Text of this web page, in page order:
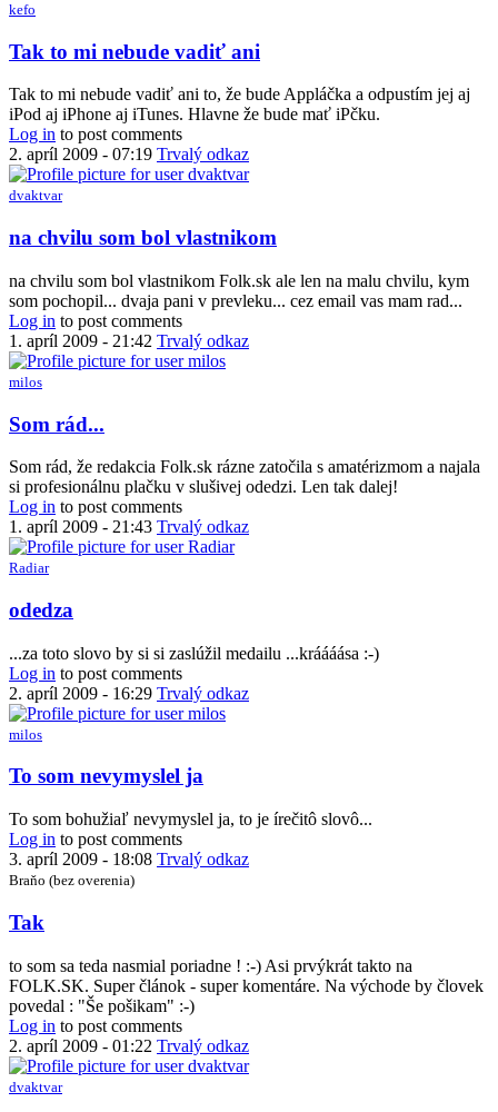
by
dvaktvar
kefo
In
reply
to
slovo
dyslektika
by
7110156064
Tak to mi nebude vadiť ani
Tak to mi nebude vadiť ani to, že bude Appláčka a odpustím jej aj
iPod aj iPhone aj iTunes. Hlavne že bude mať iPčku.
Log in to post comments
2. apríl 2009 - 07:19 Trvalý odkaz
dvaktvar
na chvilu som bol vlastnikom
na chvilu som bol vlastnikom Folk.sk ale len na malu chvilu, kym
som pochopil... dvaja pani v prevleku... cez email vas mam rad...
Log in to post comments
1. apríl 2009 - 21:42 Trvalý odkaz
milos
Som rád...
Som rád, že redakcia Folk.sk rázne zatočila s amatérizmom a najala
si profesionálnu plačku v slušivej odedzi. Len tak dalej!
Log in to post comments
1. apríl 2009 - 21:43 Trvalý odkaz
Radiar
In
reply
Som
rád...
by
milos
odedza
...za toto slovo by si si zaslúžil medailu ...kráááása :-)
Log in to post comments
2. apríl 2009 - 16:29 Trvalý odkaz
milos
In
reply
to
odedza
by
Radiar
To som nevymyslel ja
To som bohužiaľ nevymyslel ja, to je írečitô slovô...
Log in to post comments
3. apríl 2009 - 18:08 Trvalý odkaz
Braňo (bez overenia)
Tak
to som sa teda nasmial poriadne ! :-) Asi prvýkrát takto na
FOLK.SK. Super článok - super komentáre. Na východe by človek
povedal : "Še pošikam" :-)
Log in to post comments
2. apríl 2009 - 01:22 Trvalý odkaz
dvaktvar